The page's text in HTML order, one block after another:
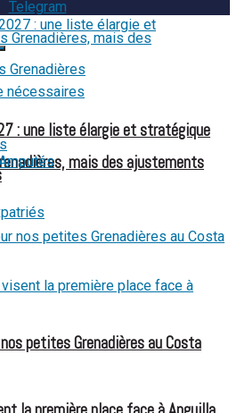
mais des ajustements
: une liste élargie et stratégique
petites Grenadières au Costa
Telegram